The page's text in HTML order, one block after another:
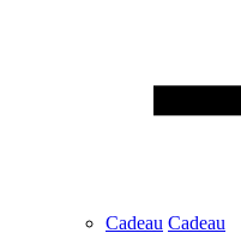
Cadeau Cadeau